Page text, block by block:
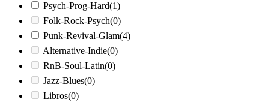
Psych-Prog-Hard(1)
Folk-Rock-Psych(0)
Punk-Revival-Glam(4)
Alternative-Indie(0)
RnB-Soul-Latin(0)
Jazz-Blues(0)
Libros(0)